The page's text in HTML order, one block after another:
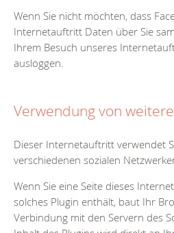
Wenn Sie nicht möchten, dass
Internetauftritt Daten über Sie
Ihrem Besuch unseres
ausloggen.
Verwendung von
Dieser Internetauftritt verwendet
verschiedenen sozialen
Wenn Sie eine Seite dieses
solches Plugin enthält, baut Ihr
Verbindung mit den Servern des